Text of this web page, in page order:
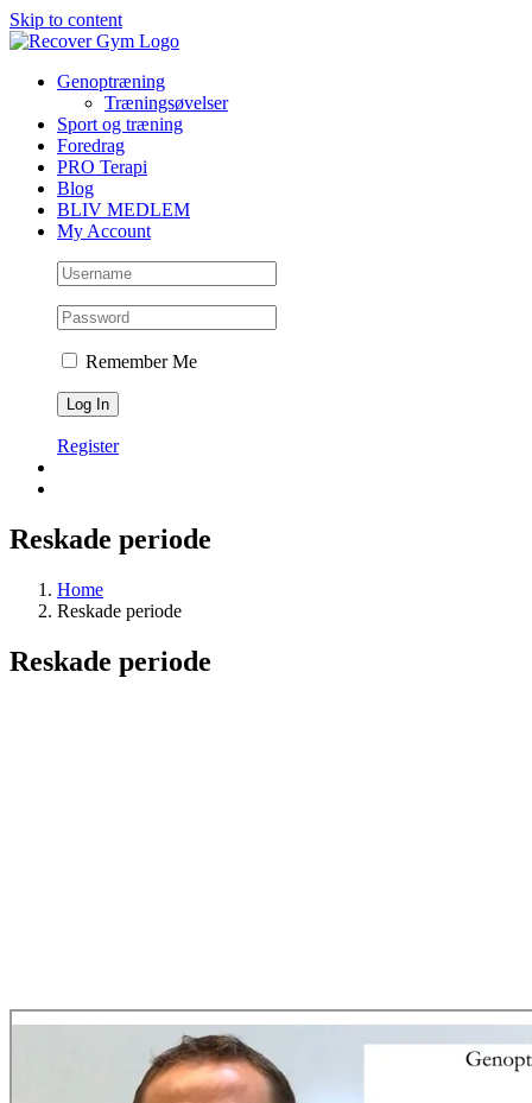
Skip to content
Genoptræning
Træningsøvelser
Sport og træning
Foredrag
PRO Terapi
Blog
BLIV MEDLEM
My Account
Remember Me
Register
Reskade periode
Home
Reskade periode
Reskade periode